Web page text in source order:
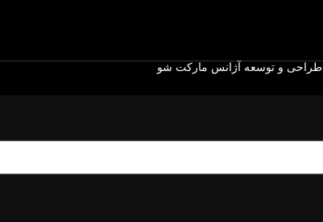
طراحی و توسعه آژانس مارکت شو